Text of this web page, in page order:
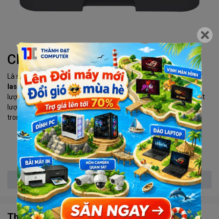
Chất lượng bản in tốt
Là sản phẩm đến từ công ty điện tử hàng đầu Nhật Bản,máy in
laser đen trắng Brother HL-L2366DWđược khẳng định chất
lượng vượt trội. Các bản in của chiếc máy in laser này đều có chất
lượng cực tốt, đường nét rõ ràng sắc nét giúp bạn hoàn hảo hơn
trong mắt khách hàng, cấp trên,...
Xem thêm